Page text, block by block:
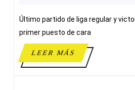
Último partido de liga regular y
primer puesto de cara
LEER MÁSLEER
MÁS